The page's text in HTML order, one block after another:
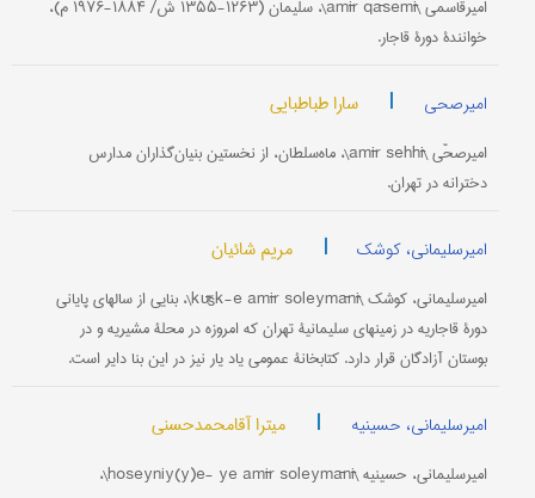
امیرقاسمی \amīr qāsemī\، سلیمان (۱۲۶۳-۱۳۵۵ ش/ ۱۸۸۴-۱۹۷۶ م)،
خوانندۀ دورۀ قاجار.
امیرصحی | سارا طباطبایی
امیرصحّی \amīr sehhī\، ماه‌سلطان، از نخستین بنیان‌گذاران مدارس
دخترانه در تهران.
امیرسلیمانی، کوشک | مریم شائیان
امیرسلیمانی، کوشک \kūšk-e amīr soleymānī\، بنایی از سالهای پایانی
دورۀ قاجاریه در زمینهای سلیمانیۀ تهران که امروزه در محلۀ مشیریه و در
بوستان آزادگان قرار دارد. کتابخانۀ عمومی یاد یار نیز در این بنا دایر است.
امیرسلیمانی، حسینیه | میترا آقامحمدحسنی
امیرسلیمانی، حسینیه \hoseyniy(y)e- ye amīr soleymānī\،